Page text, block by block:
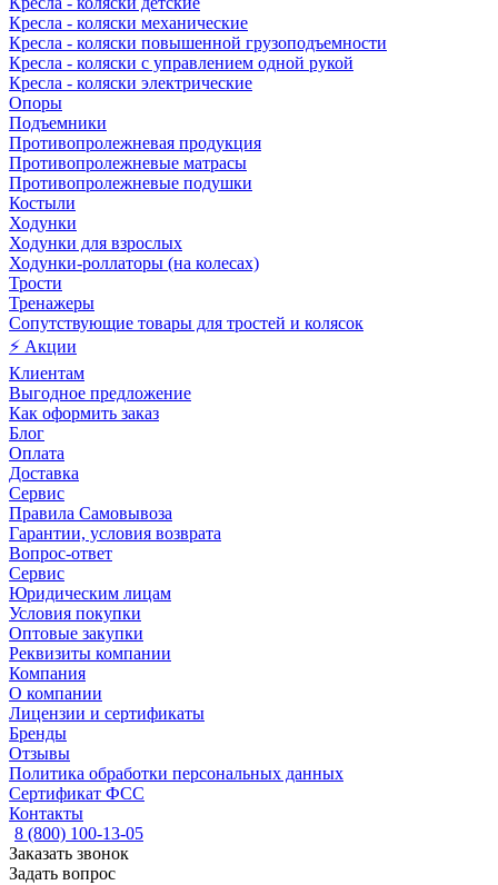
Кресла - коляски механические
Кресла - коляски повышенной грузоподъемности
Кресла - коляски с управлением одной рукой
Кресла - коляски электрические
Опоры
Подъемники
Противопролежневая продукция
Противопролежневые матрасы
Противопролежневые подушки
Костыли
Ходунки
Ходунки для взрослых
Ходунки-роллаторы (на колесах)
Трости
Тренажеры
Сопутствующие товары для тростей и колясок
⚡ Акции
Клиентам
Выгодное предложение
Как оформить заказ
Блог
Оплата
Доставка
Сервис
Правила Самовывоза
Гарантии, условия возврата
Вопрос-ответ
Сервис
Юридическим лицам
Условия покупки
Оптовые закупки
Реквизиты компании
Компания
О компании
Лицензии и сертификаты
Бренды
Отзывы
Политика обработки персональных данных
Сертификат ФСС
Контакты
8 (800) 100-13-05
Заказать звонок
Задать вопрос